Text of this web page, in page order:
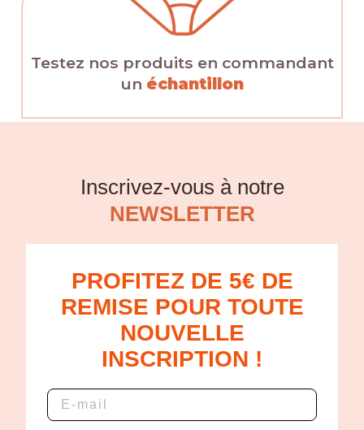
Testez nos produits en commandant
un échantillon
Inscrivez-vous à notre
NEWSLETTER
PROFITEZ DE 5€ DE
REMISE POUR TOUTE
NOUVELLE
INSCRIPTION !